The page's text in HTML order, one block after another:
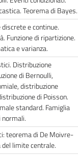
Teorema di Bayes.
e continue.
Funzione di ripartizione.
e varianza.
Distribuzione
di Bernoulli,
distribuzione
di Poisson.
standard. Famiglia
teorema di De Moivre-
limite centrale.